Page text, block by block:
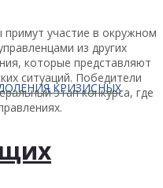
КРИЗИСНЫХ
участие в окружном
из других
которые представляют
ситуаций. Победители
этап конкурса, где